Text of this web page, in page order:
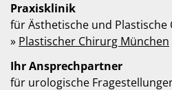
Praxisklinik
für Ästhetische und
» Plastischer Chirurg München
Ihr Ansprechpartner
für urologische